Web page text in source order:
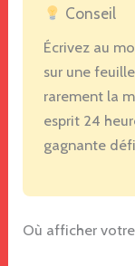
Conseil
Écrivez au
sur une
rarement la
esprit 24
gagnante
Où afficher